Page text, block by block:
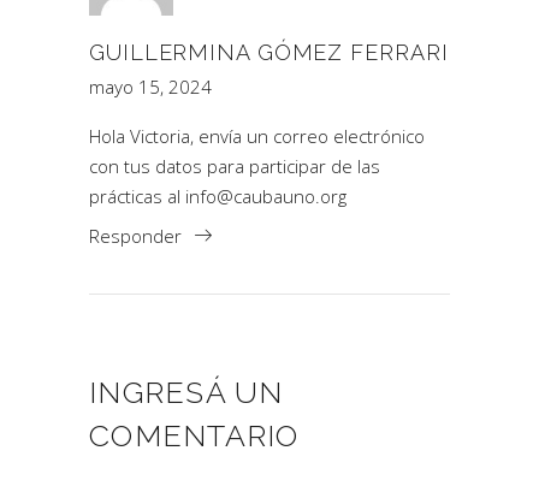
GUILLERMINA GÓMEZ FERRARI
mayo 15, 2024
Hola Victoria, envía un correo electrónico
con tus datos para participar de las
prácticas al info@caubauno.org
Responder
INGRESÁ UN
COMENTARIO